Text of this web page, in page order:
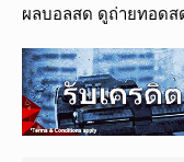
ผลบอลสด ดูถ่ายทอดส